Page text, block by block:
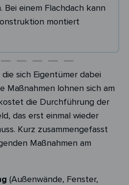
Bei einem Flachdach kann
montiert
sich Eigentümer dabei
Maßnahmen lohnen sich am
die Durchführung der
das erst einmal wieder
Kurz zusammengefasst
Maßnahmen am
(Außenwände, Fenster,